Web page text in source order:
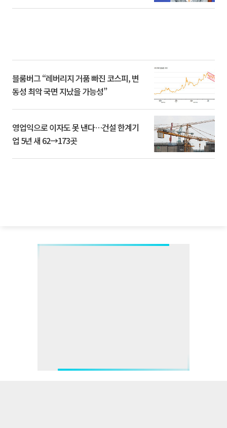
블룸버그 “레버리지 거품 빠진 코스피, 변
동성 최악 국면 지났을 가능성”
영업익으로 이자도 못 낸다…건설 한계기
업 5년 새 62→173곳